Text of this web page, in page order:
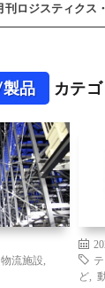
刊ロジスティクス
品 カテ
物流施設
ど